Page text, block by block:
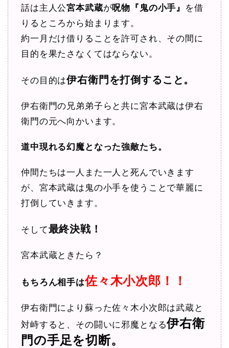
話は主人公宮本武蔵が呪物『鬼の小手』 を借
りるところから始まります。
約一月だけ借りることを許可され、その間に
目的を果たさなくてはならない。
その目的は伊右衛門を打倒すること。
伊右衛門の兄弟弟子らと共に宮本武蔵は伊右
衛門の元へ向かいます。
道中現れる幻魔となった強敵たち。
仲間たちは一人また一人と死んでいきます
が、宮本武蔵は鬼の小手を使うことで華麗に
打倒していきます。
そして最終決戦！
宮本武蔵ときたら？
もちろん相手は佐々木小次郎！！
伊右衛門により蘇った佐々木小次郎は武蔵と
対峙すると、その闘いに邪魔となる伊右衛
門の手足を切断。